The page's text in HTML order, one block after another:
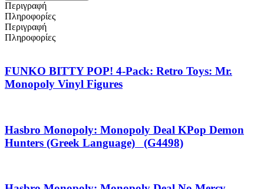
Περιγραφή
Πληροφορίες
Περιγραφή
Πληροφορίες
FUNKO BITTY POP! 4-Pack: Retro Toys: Mr.
Monopoly Vinyl Figures
Hasbro Monopoly: Monopoly Deal KPop Demon
Hunters (Greek Language) (G4498)